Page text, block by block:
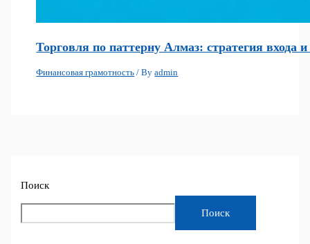
Торговля по паттерну Алмаз: стратегия
Финансовая грамотность / Byadmin
Поиск
Поиск